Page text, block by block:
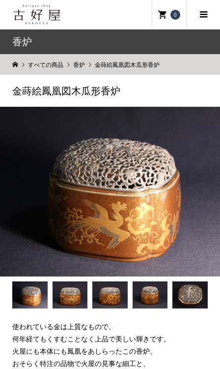
0
香炉
すべての商品 香炉 金蒔絵鳳凰図木瓜形香炉
金蒔絵鳳凰図木瓜形香炉
使われている金は上質なもので、
何年経てもくすむことなく上品で美しい輝きです。
火屋にも本体にも鳳凰をあしらったこの香炉、
おそらく特注の品物で火屋の見事な細工と、